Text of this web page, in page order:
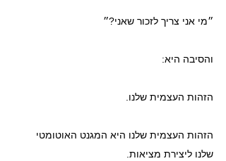
״מי אני צריך לזכור שאני?״
והסיבה היא:
הזהות העצמית שלנו.
הזהות העצמית שלנו היא המגנט האוטומטי
שלנו ליצירת מציאות.